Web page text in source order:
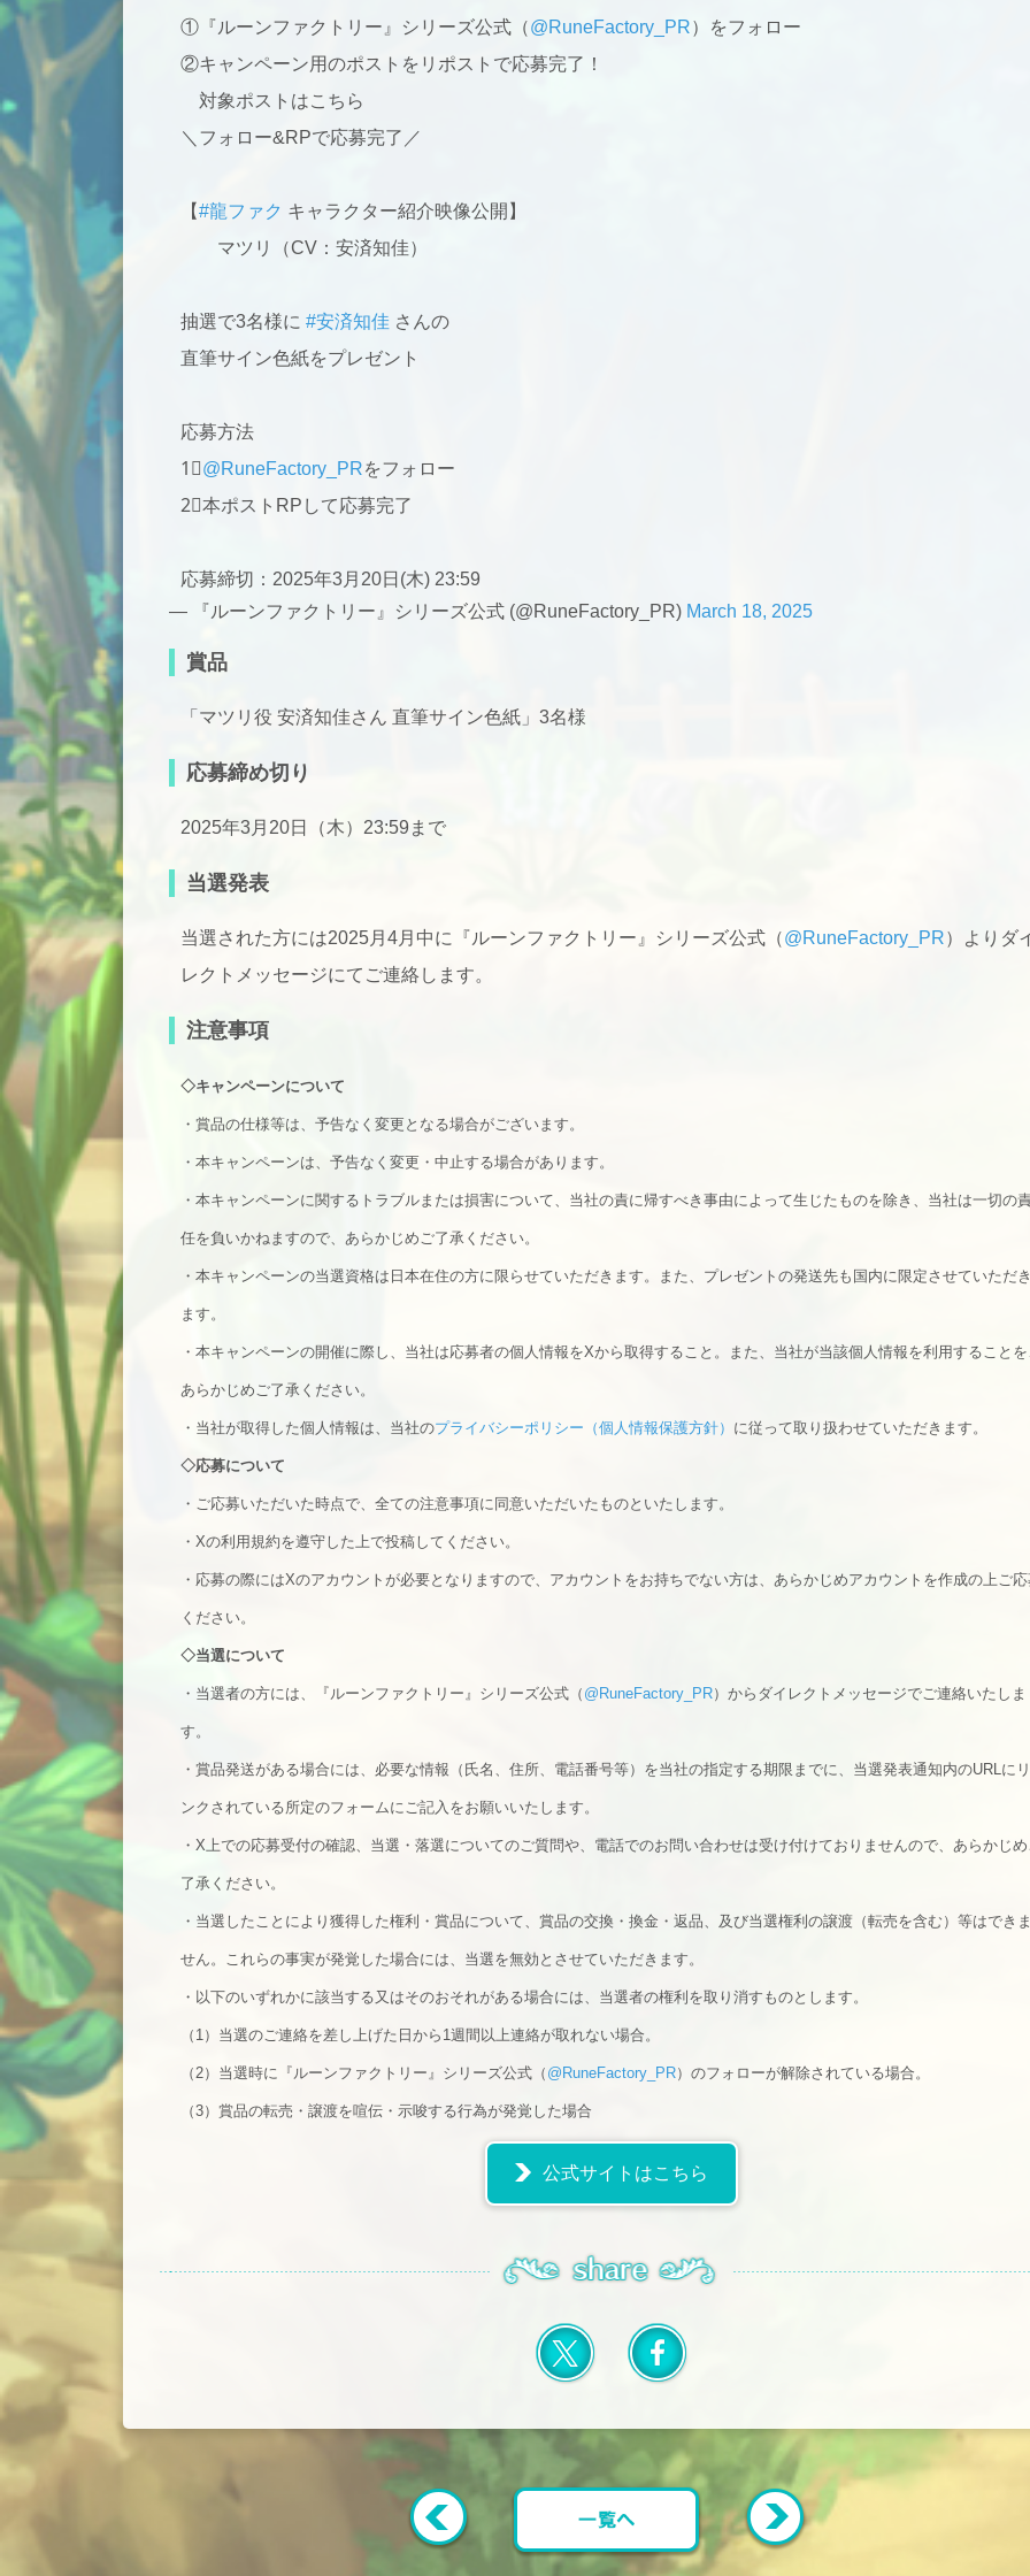
①『ルーンファクトリー』シリーズ公式（@RuneFactory_PR）をフォロー
②キャンペーン用のポストをリポストで応募完了！
対象ポストはこちら
＼フォロー&RPで応募完了／
【#龍ファク キャラクター紹介映像公開】
マツリ（CV：安済知佳）
抽選で3名様に #安済知佳 さんの
直筆サイン色紙をプレゼント
応募方法
1⃣@RuneFactory_PRをフォロー
2⃣本ポストRPして応募完了
応募締切：2025年3月20日(木) 23:59
— 『ルーンファクトリー』シリーズ公式 (@RuneFactory_PR) March 18, 2025
賞品
「マツリ役 安済知佳さん 直筆サイン色紙」3名様
応募締め切り
2025年3月20日（木）23:59まで
当選発表
当選された方には2025月4月中に『ルーンファクトリー』シリーズ公式（@RuneFactory_PR）よりダ
レクトメッセージにてご連絡します。
注意事項
◇キャンペーンについて
・賞品の仕様等は、予告なく変更となる場合がございます。
・本キャンペーンは、予告なく変更・中止する場合があります。
・本キャンペーンに関するトラブルまたは損害について、当社の責に帰すべき事由によって生じたものを除き、当社は一切の
任を負いかねますので、あらかじめご了承ください。
・本キャンペーンの当選資格は日本在住の方に限らせていただきます。また、プレゼントの発送先も国内に限定させていただ
ます。
・本キャンペーンの開催に際し、当社は応募者の個人情報をXから取得すること。また、当社が当該個人情報を利用すること
あらかじめご了承ください。
・当社が取得した個人情報は、当社のプライバシーポリシー（個人情報保護方針） に従って取り扱わせていただきます。
◇応募について
・ご応募いただいた時点で、全ての注意事項に同意いただいたものといたします。
・Xの利用規約を遵守した上で投稿してください。
・応募の際にはXのアカウントが必要となりますので、アカウントをお持ちでない方は、あらかじめアカウントを作成の上ご
ください。
◇当選について
・当選者の方には、『ルーンファクトリー』シリーズ公式（ @RuneFactory_PR）からダイレクトメッセージでご連絡いたしま
す。
・賞品発送がある場合には、必要な情報（氏名、住所、電話番号等）を当社の指定する期限までに、当選発表通知内のURLにリ
ンクされている所定のフォームにご記入をお願いいたします。
・X上での応募受付の確認、当選・落選についてのご質問や、電話でのお問い合わせは受け付けておりませんので、あらかじ
了承ください。
・当選したことにより獲得した権利・賞品について、賞品の交換・換金・返品、及び当選権利の譲渡（転売を含む）等はでき
せん。これらの事実が発覚した場合には、当選を無効とさせていただきます。
・以下のいずれかに該当する又はそのおそれがある場合には、当選者の権利を取り消すものとします。
（1）当選のご連絡を差し上げた日から1週間以上連絡が取れない場合。
（2）当選時に『ルーンファクトリー』シリーズ公式（ @RuneFactory_PR）のフォローが解除されている場合。
（3）賞品の転売・譲渡を喧伝・示唆する行為が発覚した場合
公式サイトはこちら